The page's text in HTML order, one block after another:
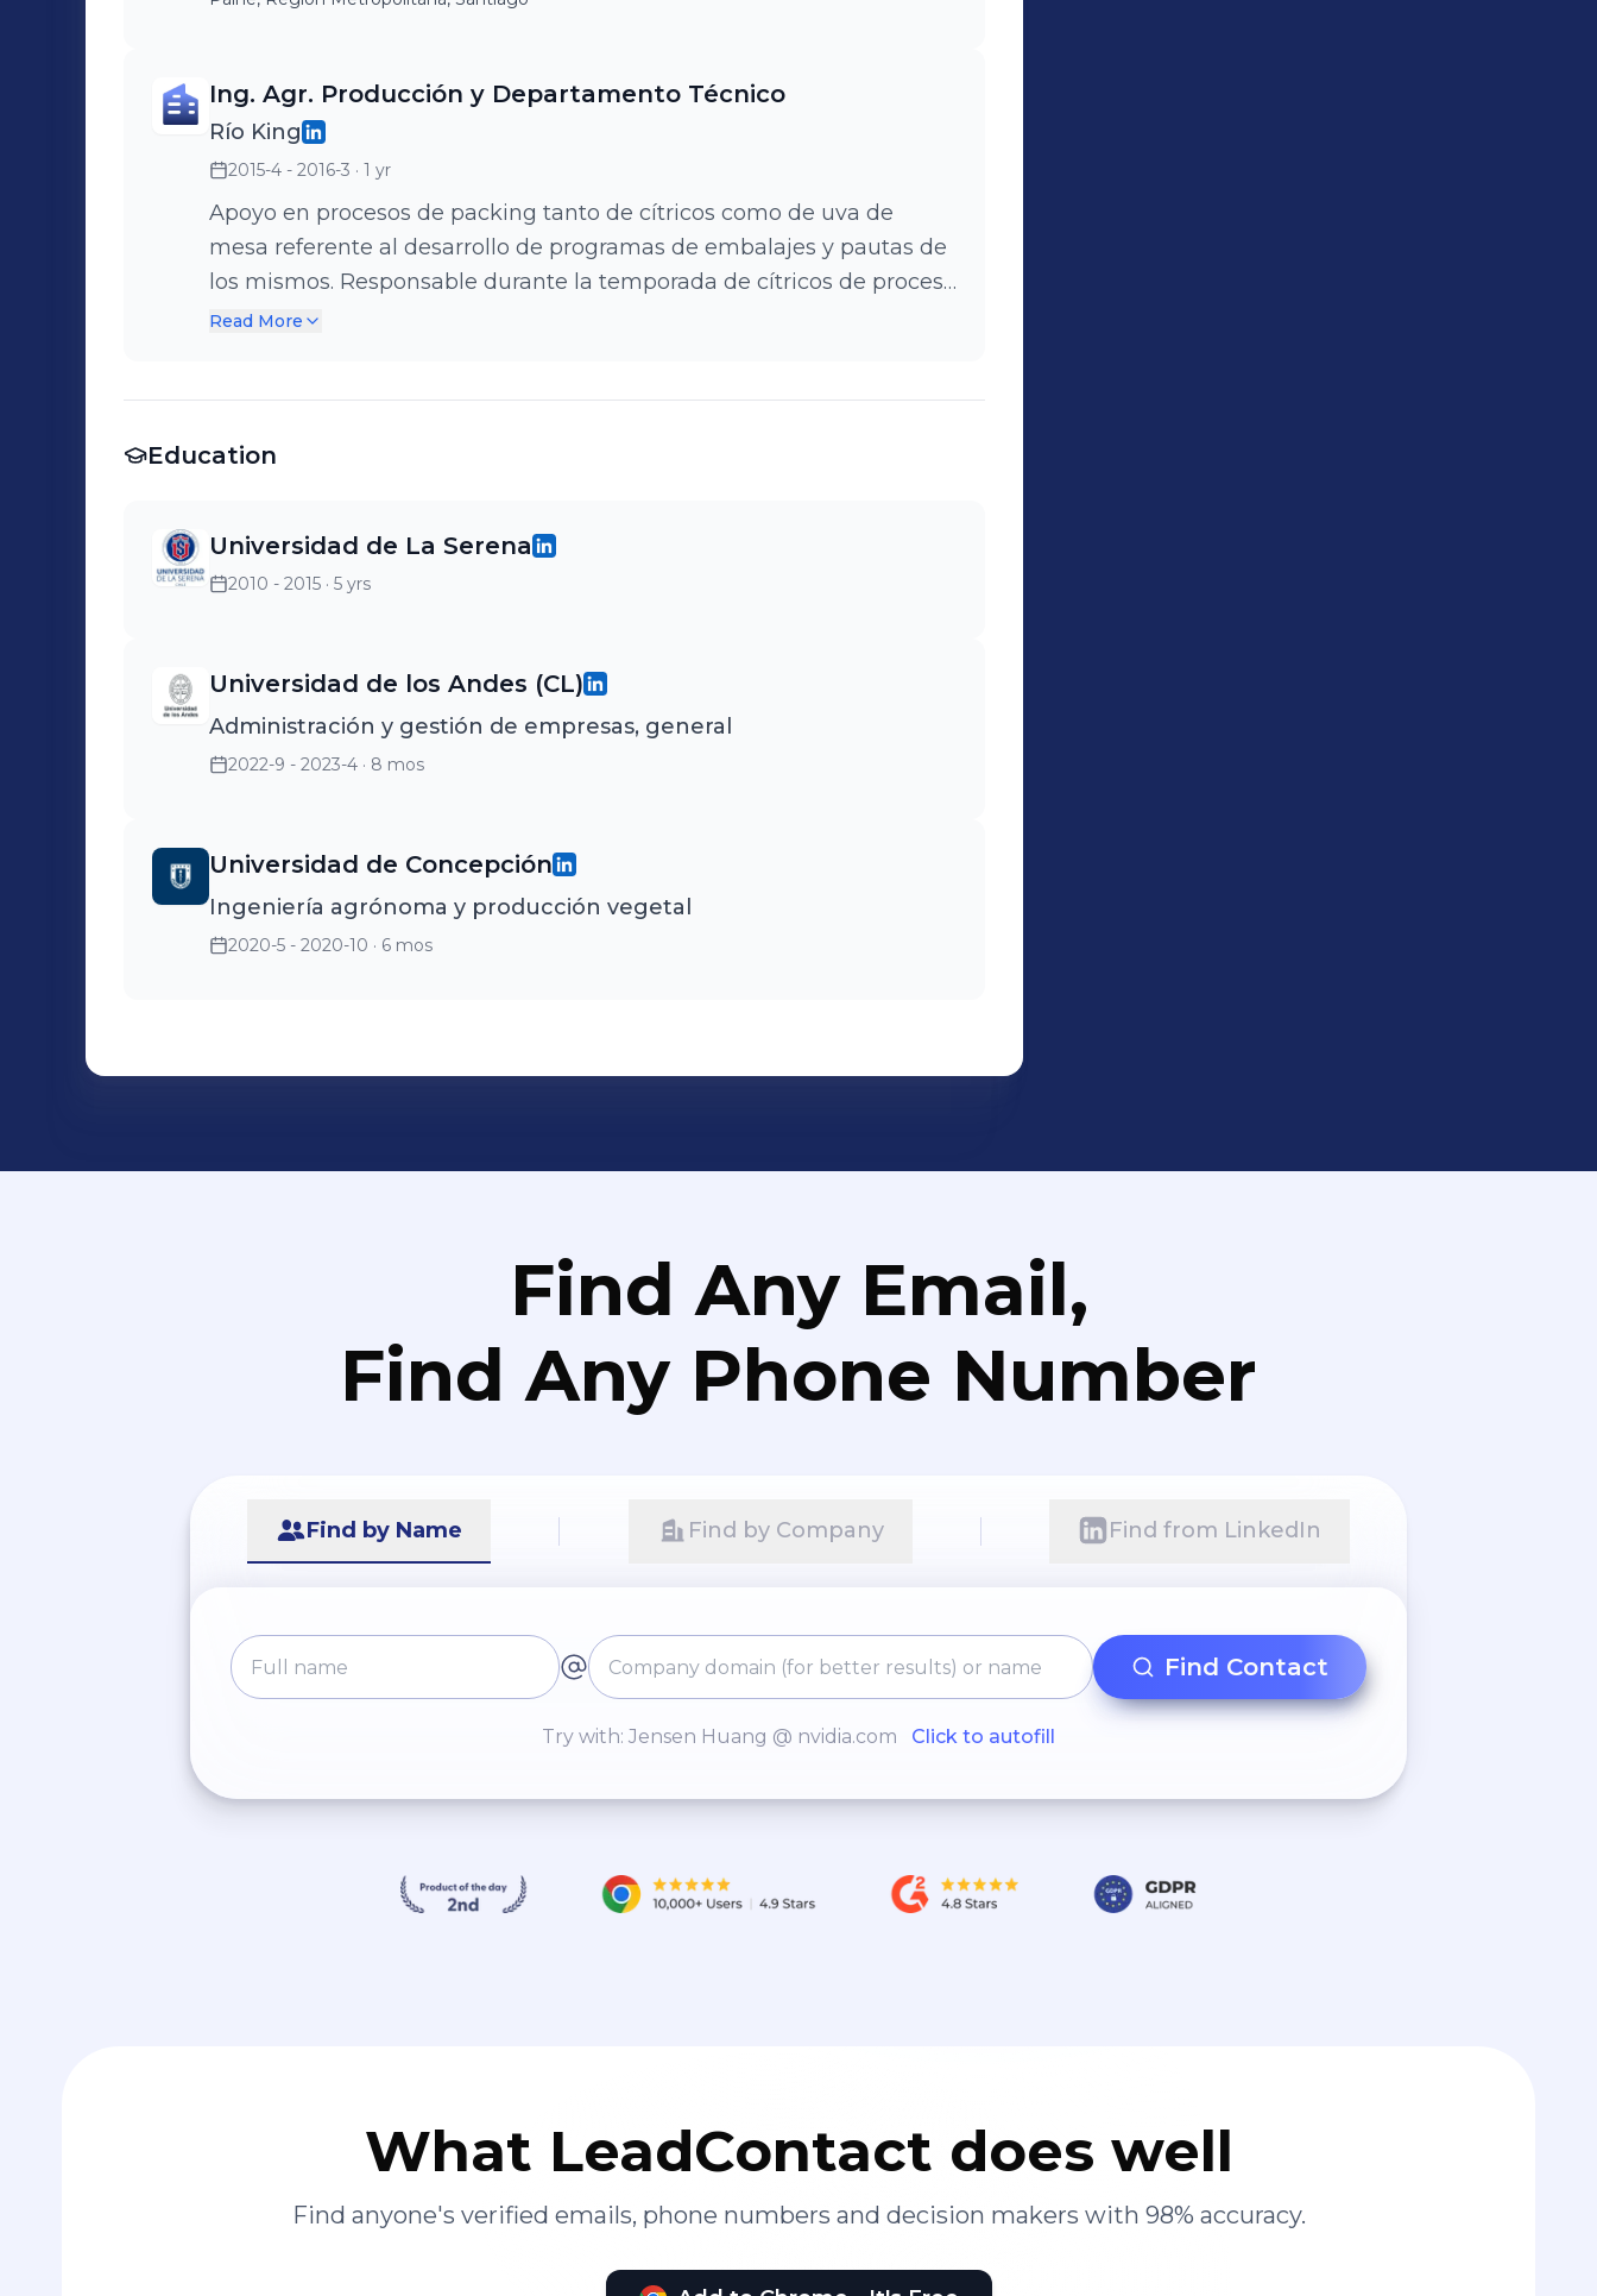
Ing. Agr. Producción y Departamento Técnico
Río King
2015-4 - 2016-3 · 1 yr
Apoyo en procesos de packing tanto de cítricos como de uva de
mesa referente al desarrollo de programas de embalajes y pautas de
los mismos. Responsable durante la temporada de cítricos de proceso
de desverdizados y control de este último. Sumado a lo descrito
Read More
Education
Universidad de La Serena
2010 - 2015 · 5 yrs
Universidad de los Andes (CL)
Administración y gestión de empresas, general
2022-9 - 2023-4 · 8 mos
Universidad de Concepción
Ingeniería agrónoma y producción vegetal
2020-5 - 2020-10 · 6 mos
Find Any Email,
Find Any Phone Number
Find by Name Find by Company Find from LinkedIn
Find Contact
Try with: Jensen Huang @ nvidia.com Click to autofill
What LeadContact does well
Find anyone's verified emails, phone numbers and decision makers with 98% accuracy.